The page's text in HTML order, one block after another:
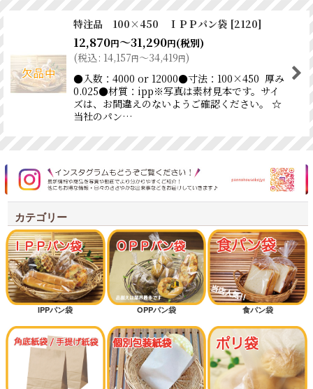
特注品 100×450 ＩＰＰパン袋 [2120]
12,870円～31,290円(税別)
(税込: 14,157円～34,419円)
●入数：4000 or 12000●寸法：100×450 厚み
0.025●材質：ipp※写真は素材見本です。サイ
ズは、お間違えのないようご確認ください。 ☆
当社のパン…
カテゴリー
IPPパン袋 OPPパン袋 食パン袋